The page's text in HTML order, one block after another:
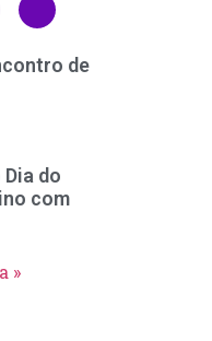
de
do
com
»